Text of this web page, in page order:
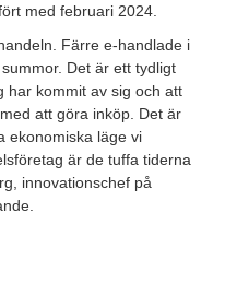
med februari 2024.
Färre e-handlade i
Det är ett tydligt
har kommit av sig och att
att göra inköp. Det är
ekonomiska läge vi
är de tuffa tiderna
innovationschef på